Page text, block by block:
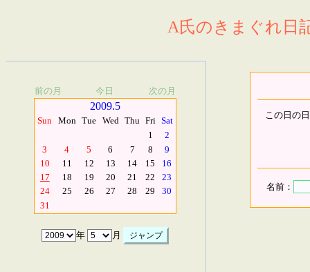
A氏のきまぐれ日
前の月 今日 次の月
2009.5
Sun Mon Tue Wed Thu Fri Sat
1
2
3
4 5 6 7 8
9
10
11 12 13 14 15
16
17
18 19 20 21 22
23
24
25 26 27 28 29
30
31
年 月
この日の
名前：